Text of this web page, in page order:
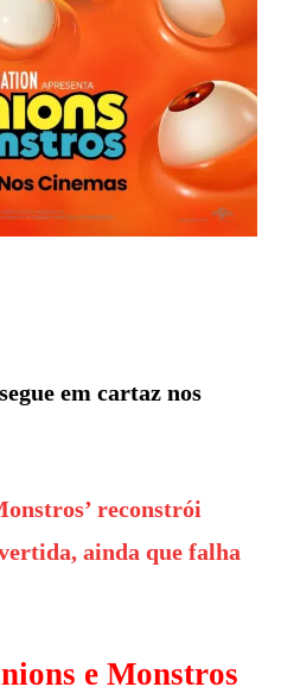
em cartaz nos
reconstrói
ainda que falha
e Monstros